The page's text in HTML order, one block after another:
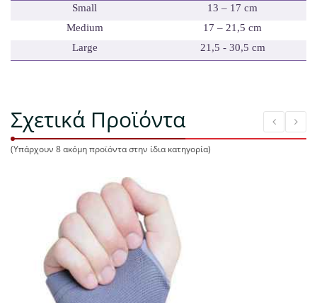
Small
13 – 17 cm
Medium
17 – 21,5 cm
Large
21,5 - 30,5 cm
Σχετικά Προϊόντα
(Υπάρχουν 8 ακόμη προϊόντα στην ίδια κατηγορία)